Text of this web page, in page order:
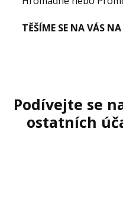
TĚŠÍME SE NA VÁS
Podívejte se
ostatních